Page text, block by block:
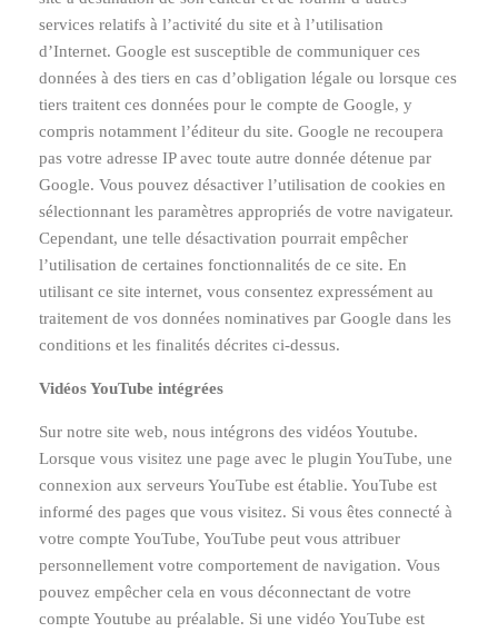
services relatifs à l’activité du site et à l’utilisation
d’Internet. Google est susceptible de communiquer ces
données à des tiers en cas d’obligation légale ou lorsque ces
tiers traitent ces données pour le compte de Google, y
compris notamment l’éditeur du site. Google ne recoupera
pas votre adresse IP avec toute autre donnée détenue par
Google. Vous pouvez désactiver l’utilisation de cookies en
sélectionnant les paramètres appropriés de votre navigateur.
Cependant, une telle désactivation pourrait empêcher
l’utilisation de certaines fonctionnalités de ce site. En
utilisant ce site internet, vous consentez expressément au
traitement de vos données nominatives par Google dans les
conditions et les finalités décrites ci-dessus.
Vidéos YouTube intégrées
Sur notre site web, nous intégrons des vidéos Youtube.
Lorsque vous visitez une page avec le plugin YouTube, une
connexion aux serveurs YouTube est établie. YouTube est
informé des pages que vous visitez. Si vous êtes connecté à
votre compte YouTube, YouTube peut vous attribuer
personnellement votre comportement de navigation. Vous
pouvez empêcher cela en vous déconnectant de votre
compte Youtube au préalable. Si une vidéo YouTube est